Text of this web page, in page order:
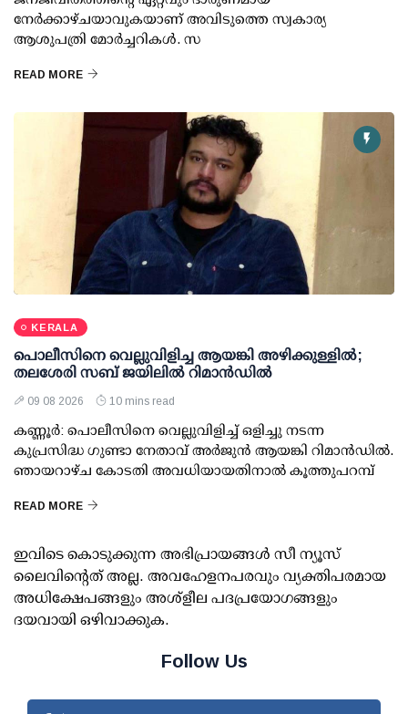
നേര്‍ക്കാഴ്ചയാവുകയാണ് അവിടുത്തെ സ്വകാര്യ
ആശുപത്രി മോര്‍ച്ചറികള്‍. സ
READ MORE
KERALA
പൊലീസിനെ വെല്ലുവിളിച്ച ആയങ്കി അഴിക്കുള്ളില്‍;
തലശേരി സബ് ജയിലില്‍ റിമാന്‍ഡില്‍
09 08 2026 10 mins read
കണ്ണൂര്‍: പൊലീസിനെ വെല്ലുവിളിച്ച് ഒളിച്ചു നടന്ന
കുപ്രസിദ്ധ ഗുണ്ടാ നേതാവ് അര്‍ജുന്‍ ആയങ്കി റിമാന്‍ഡില്‍.
ഞായറാഴ്ച കോടതി അവധിയായതിനാല്‍ കൂത്തുപറമ്പ്
READ MORE
ഇവിടെ കൊടുക്കുന്ന അഭിപ്രായങ്ങള്‍ സീ ന്യൂസ്
ലൈവിന്റെത് അല്ല. അവഹേളനപരവും വ്യക്തിപരമായ
അധിക്ഷേപങ്ങളും അശ്‌ളീല പദപ്രയോഗങ്ങളും
ദയവായി ഒഴിവാക്കുക.
Follow Us